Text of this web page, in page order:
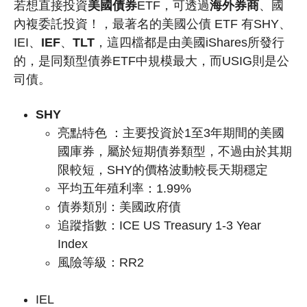
若想直接投資美國債券ETF，可透過海外券商、國
內複委託投資！，最著名的美國公債 ETF 有SHY、
IEI、 IEF、 TLT ，這四檔都是由美國iShares所發行
的，是同類型債券ETF中規模最大，而USIG則是公
司債。
SHY
亮點特色 ： 主要投資於1至3年期間的美國
國庫券，屬於短期債券類型，不過由於其期
限較短，SHY的價格波動較長天期穩定
平均五年殖利率：1.99%
債券類別：美國政府債
追蹤指數： ICE US Treasury 1-3 Year
Index
風險等級：RR2
IEL